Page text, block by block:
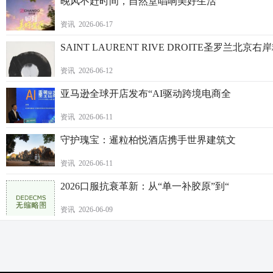
资讯 2026-06-17
SAINT LAURENT RIVE DROITE圣罗兰北京右
资讯 2026-06-12
亚马逊全球开店发布“AI驱动跨境电商全
资讯 2026-06-11
守护瑰宝：暹粒柏悦酒店携手世界建筑文
资讯 2026-06-11
2026口服抗衰革新：从“单一补胶原”到“
资讯 2026-06-09